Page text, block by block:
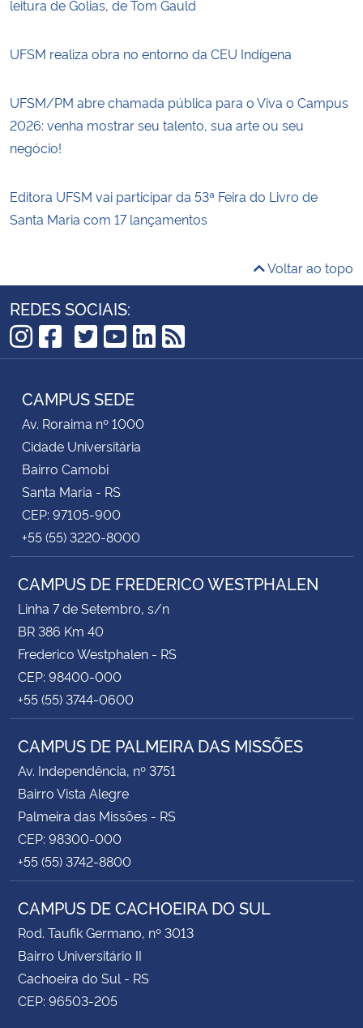
leitura de Golias, de Tom Gauld
UFSM realiza obra no entorno da CEU Indígena
UFSM/PM abre chamada pública para o Viva o Campus
2026: venha mostrar seu talento, sua arte ou seu
negócio!
Editora UFSM vai participar da 53ª Feira do Livro de
Santa Maria com 17 lançamentos
Voltar ao topo
REDES SOCIAIS:
Instagram
Facebook
TikTok
Twitter
YouTube
LinkedIn
RSS
CAMPUS SEDE
Av. Roraima nº 1000
Cidade Universitária
Bairro Camobi
Santa Maria - RS
CEP: 97105-900
+55 (55) 3220-8000
CAMPUS DE FREDERICO WESTPHALEN
Linha 7 de Setembro, s/n
BR 386 Km 40
Frederico Westphalen - RS
CEP: 98400-000
+55 (55) 3744-0600
CAMPUS DE PALMEIRA DAS MISSÕES
Av. Independência, nº 3751
Bairro Vista Alegre
Palmeira das Missões - RS
CEP: 98300-000
+55 (55) 3742-8800
CAMPUS DE CACHOEIRA DO SUL
Rod. Taufik Germano, nº 3013
Bairro Universitário II
Cachoeira do Sul - RS
CEP: 96503-205